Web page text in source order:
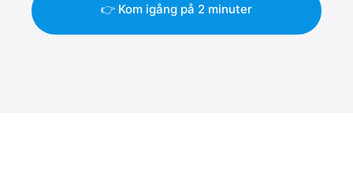
👉 Kom igång på 2 minuter